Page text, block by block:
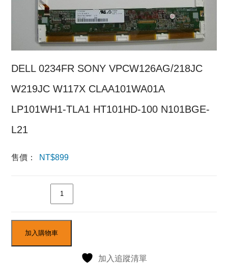
DELL 0234FR SONY VPCW126AG/218JC
W219JC W117X CLAA101WA01A
LP101WH1-TLA1 HT101HD-100 N101BGE-
L21
售價： NT$899
加入購物車
加入追蹤清單